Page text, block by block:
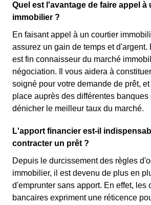
Quel est l'avantage de faire appel à
immobilier ?
En faisant appel à un courtier
assurez un gain de temps et d'argent.
est fin connaisseur du marché
négociation. Il vous aidera à
soigné pour votre demande de prêt,
place auprès des différentes banques
dénicher le meilleur taux du marché.
L'apport financier est-il
contracter un prêt ?
Depuis le durcissement des règles
immobilier, il est devenu de plus en
d'emprunter sans apport. En effet, les
bancaires expriment une réticence